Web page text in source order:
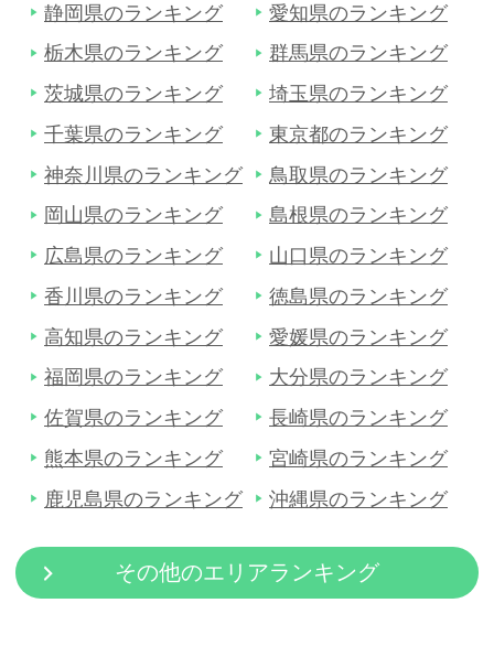
静岡県のランキング
愛知県のランキング
栃木県のランキング
群馬県のランキング
茨城県のランキング
埼玉県のランキング
千葉県のランキング
東京都のランキング
神奈川県のランキング
鳥取県のランキング
岡山県のランキング
島根県のランキング
広島県のランキング
山口県のランキング
香川県のランキング
徳島県のランキング
高知県のランキング
愛媛県のランキング
福岡県のランキング
大分県のランキング
佐賀県のランキング
長崎県のランキング
熊本県のランキング
宮崎県のランキング
鹿児島県のランキング
沖縄県のランキング
その他のエリアランキング